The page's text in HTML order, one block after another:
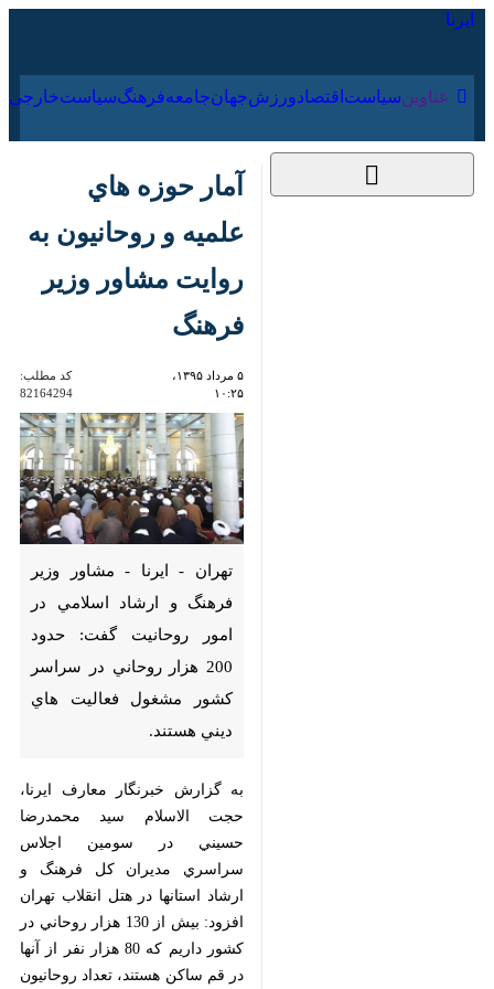
عناوین‌ سیاست اقتصاد ورزش جهان جامعه فرهنگ
آمار حوزه هاي علميه و
روحانيون به روايت
مشاور وزير فرهنگ
تهران - ايرنا - مشاور وزير فرهنگ
و ارشاد اسلامي در امور روحانيت
گفت: حدود 200 هزار روحاني در
سراسر كشور مشغول فعاليت هاي
ديني هستند.
به گزارش خبرنگار معارف ايرنا، حجت
الاسلام سيد محمدرضا حسيني در
فرهنگ و ارشاد استانها در هتل انقلاب
تهران افزود: بيش از 130 هزار روحاني
در كشور داريم كه 80 هزار نفر از آنها در
قم ساكن هستند، تعداد روحانيون و
طلبه هاي برخي حوزه هاي علميه مانند
ساري، شيراز و تبريز قابل توجه است.
وي ادامه داد: حدود 10 هزار طلبه
خارجي برادر در شهرهاي قم، تهران،